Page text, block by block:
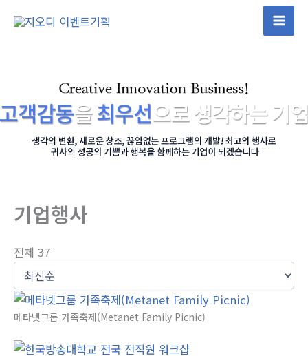
뛰
기업행사
전체 37
메타넷그룹 가족축제(Metanet Family Picnic)